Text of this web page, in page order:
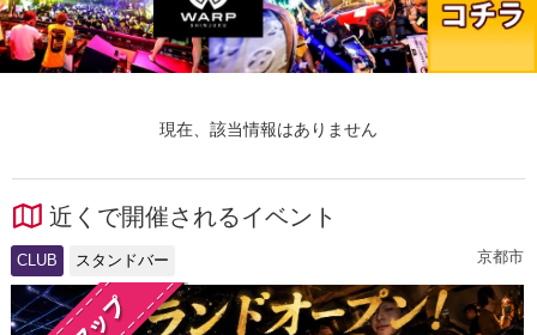
現在、該当情報はありません
近くで開催されるイベント
CLUB スタンドバー 京都市